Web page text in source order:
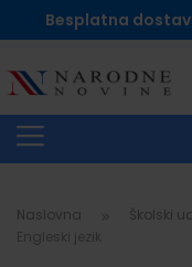
Besplatna
Naslovna Školski